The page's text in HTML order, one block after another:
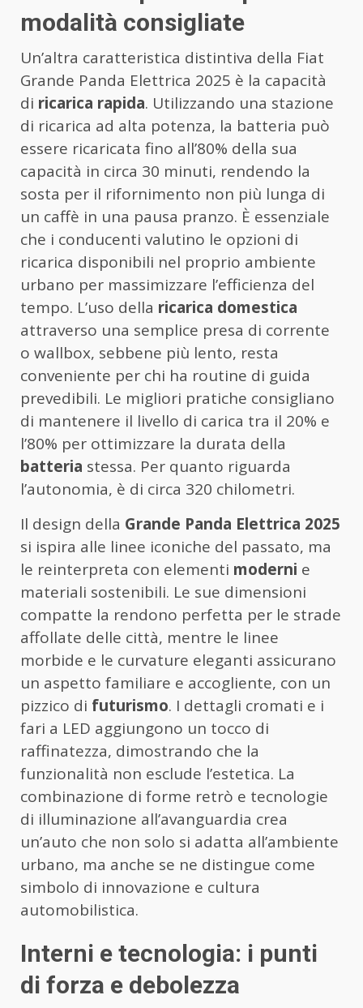
modalità consigliate
Un’altra caratteristica distintiva della Fiat
Grande Panda Elettrica 2025 è la capacità
di ricarica rapida. Utilizzando una stazione
di ricarica ad alta potenza, la batteria può
essere ricaricata fino all’80% della sua
capacità in circa 30 minuti, rendendo la
sosta per il rifornimento non più lunga di
un caffè in una pausa pranzo. È essenziale
che i conducenti valutino le opzioni di
ricarica disponibili nel proprio ambiente
urbano per massimizzare l’efficienza del
tempo. L’uso della ricarica domestica
attraverso una semplice presa di corrente
o wallbox, sebbene più lento, resta
conveniente per chi ha routine di guida
prevedibili. Le migliori pratiche consigliano
di mantenere il livello di carica tra il 20% e
l’80% per ottimizzare la durata della
batteria stessa. Per quanto riguarda
l’autonomia, è di circa 320 chilometri.
Il design della Grande Panda Elettrica 2025
si ispira alle linee iconiche del passato, ma
le reinterpreta con elementi moderni e
materiali sostenibili. Le sue dimensioni
compatte la rendono perfetta per le strade
affollate delle città, mentre le linee
morbide e le curvature eleganti assicurano
un aspetto familiare e accogliente, con un
pizzico di futurismo. I dettagli cromati e i
fari a LED aggiungono un tocco di
raffinatezza, dimostrando che la
funzionalità non esclude l’estetica. La
combinazione di forme retrò e tecnologie
di illuminazione all’avanguardia crea
un’auto che non solo si adatta all’ambiente
urbano, ma anche se ne distingue come
simbolo di innovazione e cultura
automobilistica.
Interni e tecnologia: i punti
di forza e debolezza